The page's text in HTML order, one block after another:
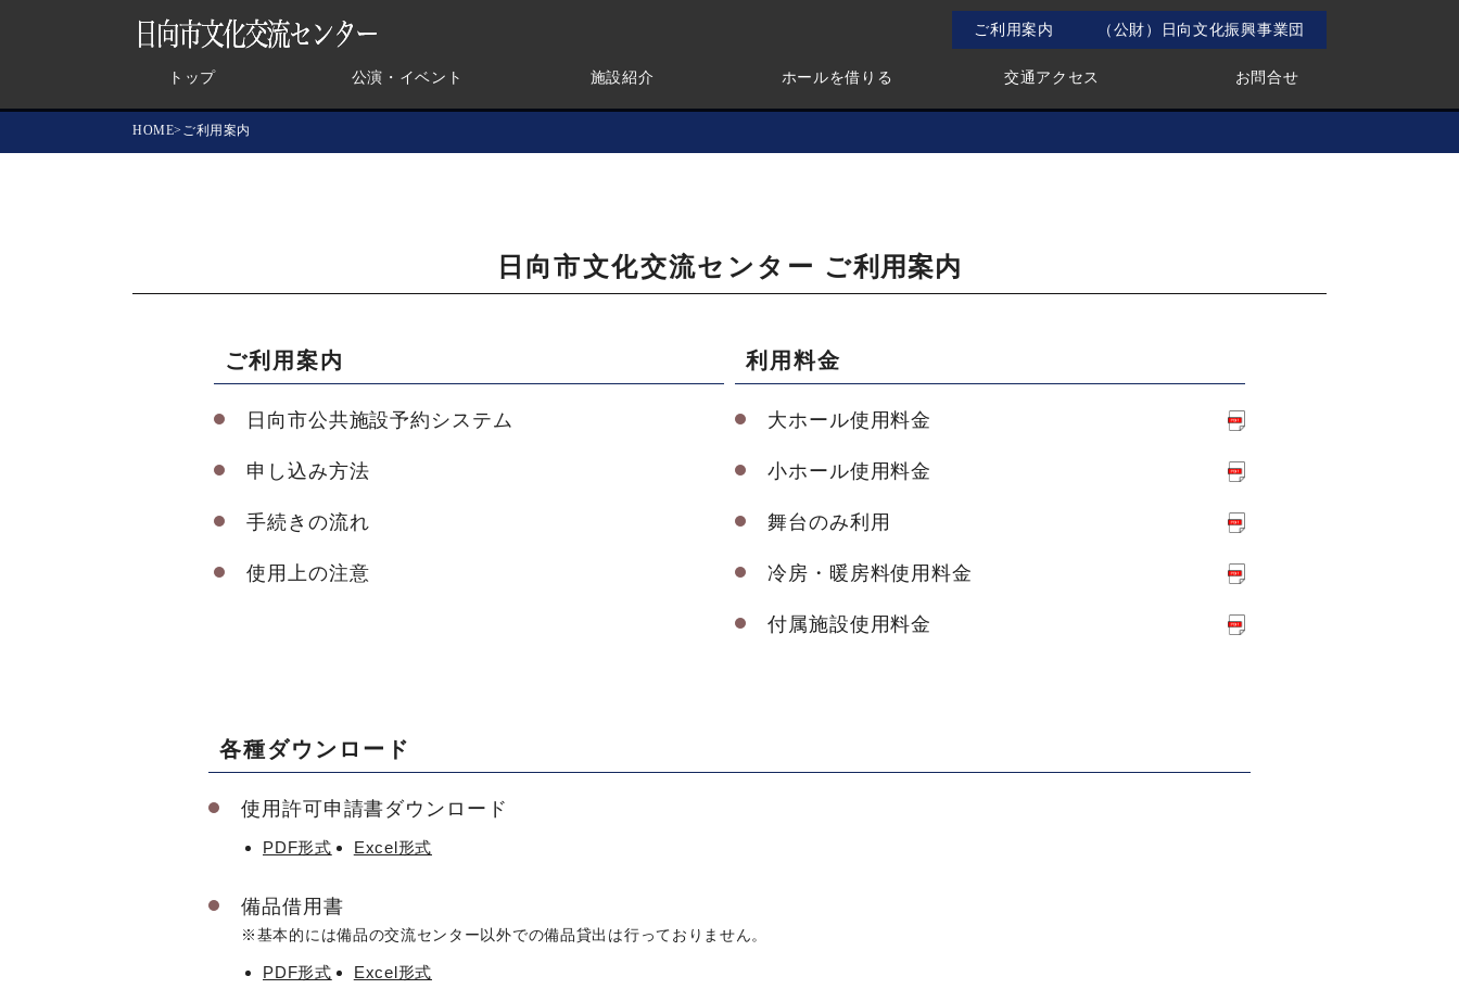
ご利用案内 （公財）日向文化振興事業団
トップ 公演・イベント 施設紹介 ホールを借りる 交通アクセス お問合せ
HOME ご利用案内
日向市文化交流センター ご利用案内
ご利用案内
日向市公共施設予約システム
申し込み方法
手続きの流れ
使用上の注意
利用料金
大ホール使用料金
小ホール使用料金
舞台のみ利用
冷房・暖房料使用料金
付属施設使用料金
各種ダウンロード
使用許可申請書ダウンロード
PDF形式 Excel形式
備品借用書
※基本的には備品の交流センター以外での備品貸出は行っておりません。
PDF形式 Excel形式